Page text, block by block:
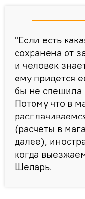
"Если есть
сохранена от
и человек
ему придется
бы не спешила
Потому что в
(расчеты в
далее),
когда
Шеларь.